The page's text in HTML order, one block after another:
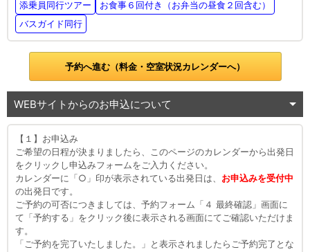
添乗員同行ツアー
お食事６回付き（お弁当の昼食２回含む）
バスガイド同行
予約へ進む（料金・空室状況カレンダーへ）
WEBサイトからのお申込について
【１】お申込み
ご希望の日程が決まりましたら、このページのカレンダーから出発日
をクリックし申込みフォームをご入力ください。
カレンダーに「○」印が表示されている出発日は、 お申込みを受付中
の出発日です。
ご予約の可否につきましては、予約フォーム「４ 最終確認」画面に
て「予約する」をクリック後に表示される画面にてご確認いただけま
す。
「ご予約を完了いたしました。」と表示されましたらご予約完了とな